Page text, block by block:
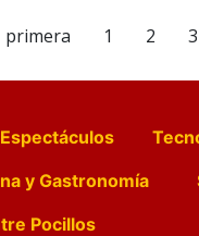
primera 1 2 3
Espectáculos
y Gastronomía
Pocillos